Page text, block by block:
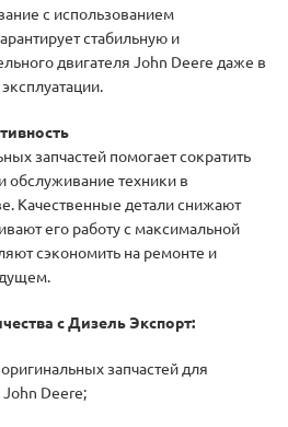
с использованием
стабильную и
двигателя John Deere даже в
запчастей помогает сократить
обслуживание техники в
Качественные детали снижают
его работу с максимальной
сэкономить на ремонте и
с Дизель Экспорт:
запчастей для
Deere;